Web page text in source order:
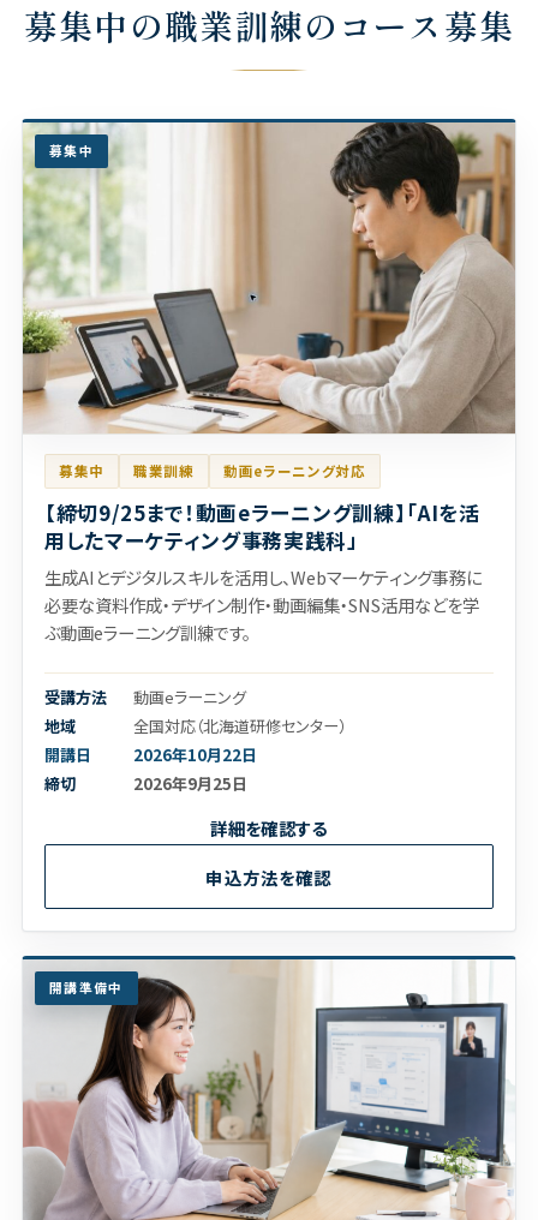
募集中の職業訓練のコース募集
募集中
募集中 職業訓練 動画eラーニング対応
【締切9/25まで！動画eラーニング訓練】「AIを活
用したマーケティング事務実践科」
生成AIとデジタルスキルを活用し、Webマーケティング事務に
必要な資料作成・デザイン制作・動画編集・SNS活用などを学
ぶ動画eラーニング訓練です。
受講方法
動画eラーニング
地域
全国対応（北海道研修センター）
開講日
2026年10月22日
締切
2026年9月25日
詳細を確認する
申込方法を確認
開講準備中